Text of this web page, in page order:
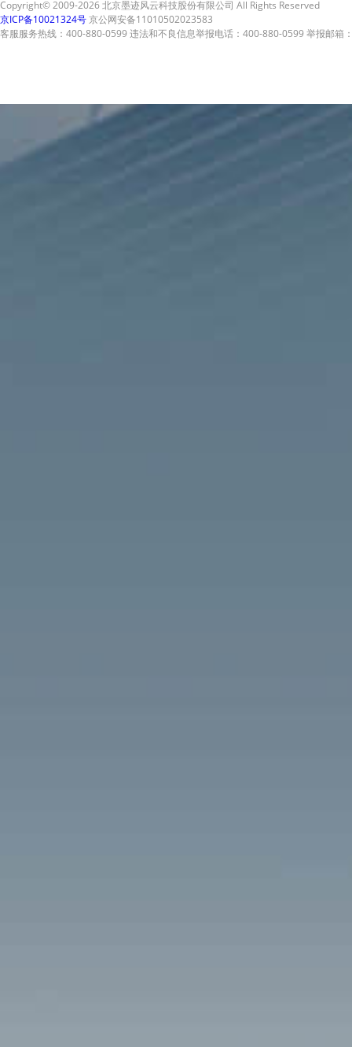
Copyright© 2009-2026 北京墨迹风云科技股份有限公司 All Rights Reserved
京ICP备10021324号京公网安备11010502023583
客服服务热线：400-880-0599 违法和不良信息举报电话：400-880-0599 举报邮箱